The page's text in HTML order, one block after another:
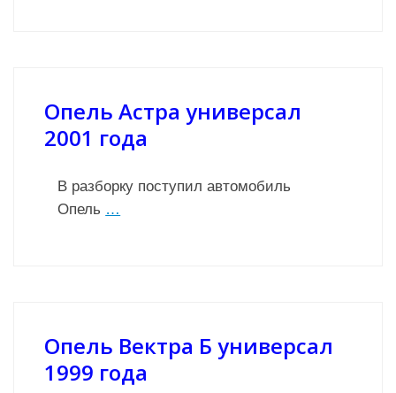
Опель Астра универсал
2001 года
В разборку поступил автомобиль
Опель …
Опель Вектра Б универсал
1999 года